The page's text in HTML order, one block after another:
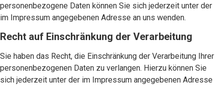
personenbezogene Daten können Sie sich jederzeit unter der
im Impressum angegebenen Adresse an uns wenden.
Recht auf Einschränkung der Verarbeitung
Sie haben das Recht, die Einschränkung der Verarbeitung Ihrer
personenbezogenen Daten zu verlangen. Hierzu können Sie
sich jederzeit unter der im Impressum angegebenen Adresse